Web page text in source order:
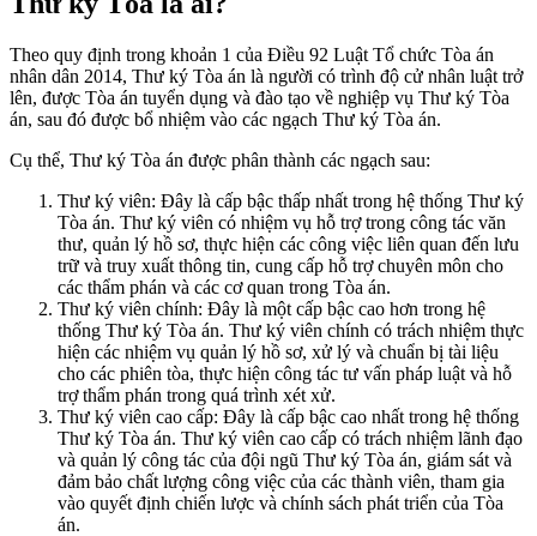
Theo quy định trong khoản 1 của Điều 92 Luật Tổ chức Tòa án
nhân dân 2014, Thư ký Tòa án là người có trình độ cử nhân luật trở
lên, được Tòa án tuyển dụng và đào tạo về nghiệp vụ Thư ký Tòa
án, sau đó được bổ nhiệm vào các ngạch Thư ký Tòa án.
Cụ thể, Thư ký Tòa án được phân thành các ngạch sau:
Thư ký viên: Đây là cấp bậc thấp nhất trong hệ thống Thư ký
Tòa án. Thư ký viên có nhiệm vụ hỗ trợ trong công tác văn
thư, quản lý hồ sơ, thực hiện các công việc liên quan đến lưu
trữ và truy xuất thông tin, cung cấp hỗ trợ chuyên môn cho
các thẩm phán và các cơ quan trong Tòa án.
Thư ký viên chính: Đây là một cấp bậc cao hơn trong hệ
thống Thư ký Tòa án. Thư ký viên chính có trách nhiệm thực
hiện các nhiệm vụ quản lý hồ sơ, xử lý và chuẩn bị tài liệu
cho các phiên tòa, thực hiện công tác tư vấn pháp luật và hỗ
trợ thẩm phán trong quá trình xét xử.
Thư ký viên cao cấp: Đây là cấp bậc cao nhất trong hệ thống
Thư ký Tòa án. Thư ký viên cao cấp có trách nhiệm lãnh đạo
và quản lý công tác của đội ngũ Thư ký Tòa án, giám sát và
đảm bảo chất lượng công việc của các thành viên, tham gia
vào quyết định chiến lược và chính sách phát triển của Tòa
án.